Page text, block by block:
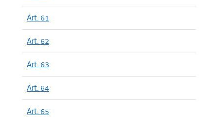
Art. 61
Art. 62
Art. 63
Art. 64
Art. 65